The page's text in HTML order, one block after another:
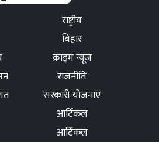
राष्ट्रीय
बिहार
क्राइम न्यूज
राजनीति
सरकारी योजनाएं
आर्टिकल
आर्टिकल